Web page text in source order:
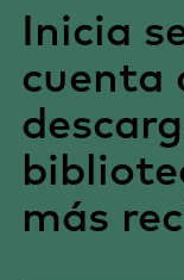
Inicia
cuenta
más